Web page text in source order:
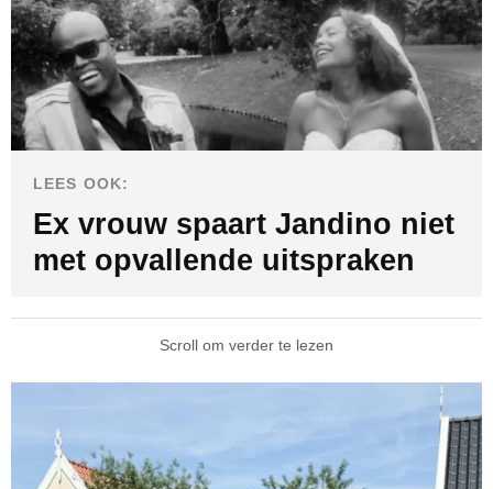
LEES OOK:
Ex vrouw spaart Jandino niet
met opvallende uitspraken
Scroll om verder te lezen